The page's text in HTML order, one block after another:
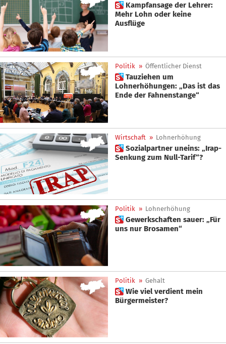
 Kampfansage der Lehrer:
Mehr Lohn oder keine
Ausflüge
Politik » Öffentlicher Dienst
 Tauziehen um
Lohnerhöhungen: „Das ist das
Ende der Fahnenstange“
Wirtschaft » Lohnerhöhung
 Sozialpartner uneins: „Irap-
Senkung zum Null-Tarif“?
Politik » Lohnerhöhung
 Gewerkschaften sauer: „Für
uns nur Brosamen“
Politik » Gehalt
 Wie viel verdient mein
Bürgermeister?